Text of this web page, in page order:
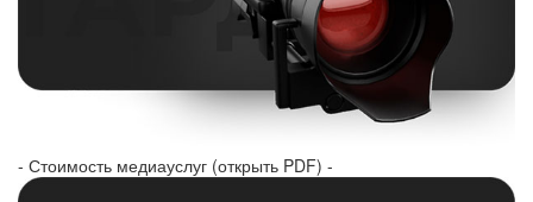
- Стоимость медиауслуг (открыть PDF) -